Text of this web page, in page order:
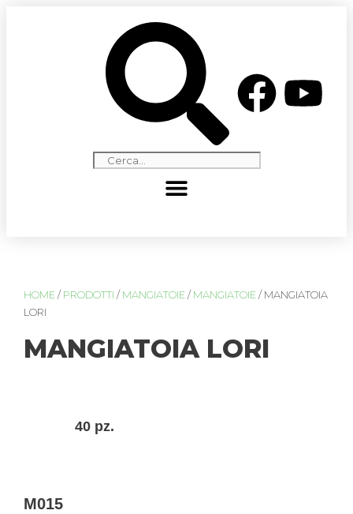
HOME / PRODOTTI / MANGIATOIE / MANGIATOIE / MANGIATOIA
LORI
MANGIATOIA LORI
40 pz.
M015